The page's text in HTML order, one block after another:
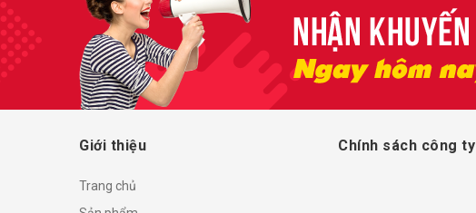
Giới thiệu
Trang chủ
Chính sách công ty